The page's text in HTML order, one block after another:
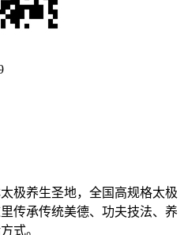
极养生圣地，全国高规格太极
传承传统美德、功夫技法、养
式。